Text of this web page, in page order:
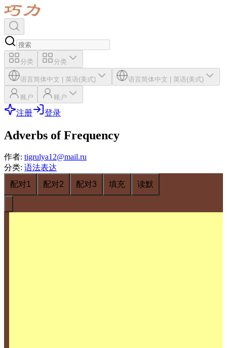
分类 分类
语言简体中文 | 英语(美式) 语言简体中文 | 英语(美式)
账户 账户
注册 登录
Adverbs of Frequency
作者: tigrulya12@mail.ru
分类: 语法表达
配对1
配对2 配对3 填充 读默